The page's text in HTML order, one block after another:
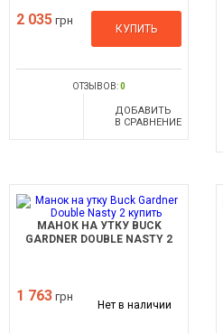
2 035 грн
КУПИТЬ
ОТЗЫВОВ:0
ДОБАВИТЬ
В СРАВНЕНИЕ
МАНОК НА УТКУ BUCK
GARDNER DOUBLE NASTY 2
1 763 грн
Нет в наличии